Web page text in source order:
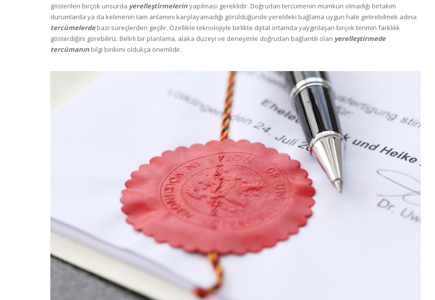
gösterilen birçok unsurda yerelleştirmelerinyapılması gereklidir. Doğrudan tercümenin mümkün olmadığı birtakım
durumlarda ya da kelimenin tam anlamını karşılayamadığı görüldüğünde yereldeki bağlama uygun hale getirebilmek adına
tercümelerdebazı süreçlerden geçilir. Özellikle teknolojiyle birlikte dijital ortamda yaygınlaşan birçok terimin farklılık
gösterdiğini görebiliriz. Belirli bir planlama, alaka düzeyi ve deneyimle doğrudan bağlantılı olan yerelleştirmede
tercümanın bilgi birikimi oldukça önemlidir.